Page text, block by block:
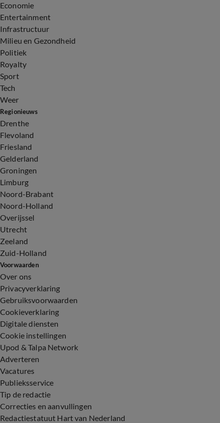
Economie
Entertainment
Infrastructuur
Milieu en Gezondheid
Politiek
Royalty
Sport
Tech
Weer
Regionieuws
Drenthe
Flevoland
Friesland
Gelderland
Groningen
Limburg
Noord-Brabant
Noord-Holland
Overijssel
Utrecht
Zeeland
Zuid-Holland
Voorwaarden
Over ons
Privacyverklaring
Gebruiksvoorwaarden
Cookieverklaring
Digitale diensten
Cookie instellingen
Upod & Talpa Network
Adverteren
Vacatures
Publieksservice
Tip de redactie
Correcties en aanvullingen
Redactiestatuut Hart van Nederland